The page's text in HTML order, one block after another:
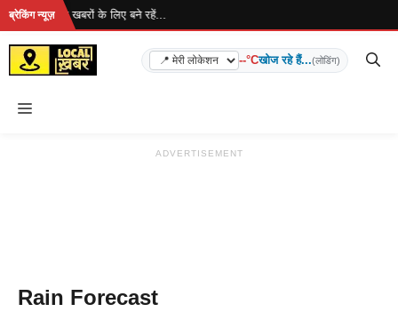
Skip
content
ब्रेकिंग न्यूज़
रहा है... ताज़ा खबरों के लिए बने रहें...
--°Cखोज रहे हैं...(लोडिंग)
Menu
ADVERTISEMENT
Rain Forecast